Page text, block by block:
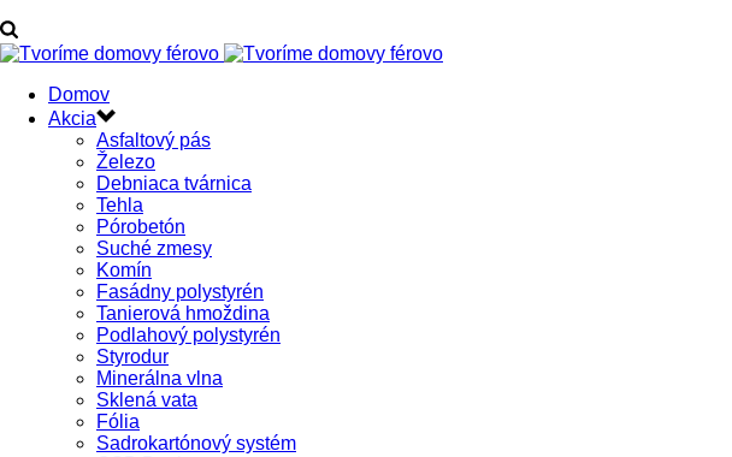
Domov
Akcia
Asfaltový pás
Železo
Debniaca tvárnica
Tehla
Pórobetón
Suché zmesy
Komín
Fasádny polystyrén
Tanierová hmoždina
Podlahový polystyrén
Styrodur
Minerálna vlna
Sklená vata
Fólia
Sadrokartónový systém